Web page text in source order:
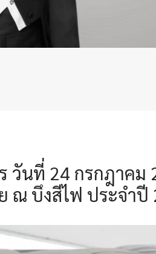
วันที่ 24 กรกฎาคม
ณ บึงสีไฟ ประจำปี